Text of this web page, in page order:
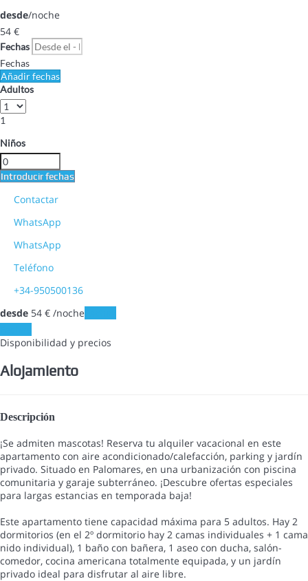
desde/noche
54 €
Fechas
Fechas
Añadir fechas
Adultos
1
Niños
Introducir fechas
Contactar
WhatsApp
WhatsApp
Teléfono
+34-950500136
desde 54 € /noche
Disponibilidad y precios
Alojamiento
Descripción
¡Se admiten mascotas! Reserva tu alquiler vacacional en este
apartamento con aire acondicionado/calefacción, parking y jardín
privado. Situado en Palomares, en una urbanización con piscina
comunitaria y garaje subterráneo. ¡Descubre ofertas especiales
para largas estancias en temporada baja!
Este apartamento tiene capacidad máxima para 5 adultos. Hay 2
dormitorios (en el 2º dormitorio hay 2 camas individuales + 1 cama
nido individual), 1 baño con bañera, 1 aseo con ducha, salón-
comedor, cocina americana totalmente equipada, y un jardín
privado ideal para disfrutar al aire libre.